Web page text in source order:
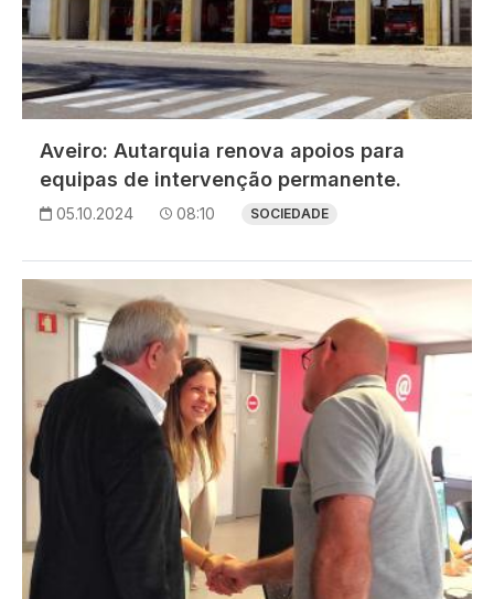
Aveiro: Autarquia renova apoios para
equipas de intervenção permanente.
05.10.2024 08:10 SOCIEDADE
Imagem